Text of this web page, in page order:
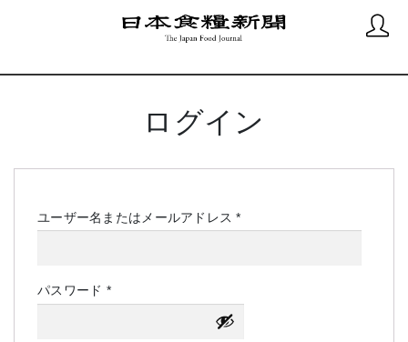
ログイン
ユーザー名またはメールアドレス*必
パスワード *必
須